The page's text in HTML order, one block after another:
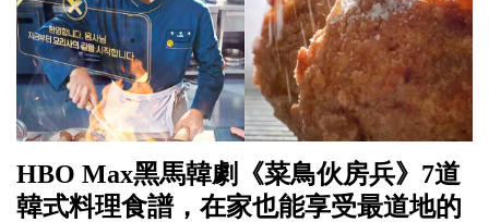
HBO Max黑馬韓劇《菜鳥伙房兵》7道
韓式料理食譜，在家也能享受最道地的